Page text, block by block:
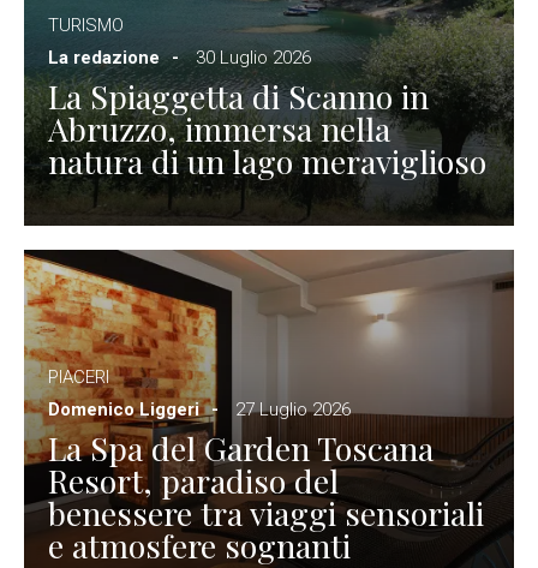
TURISMO
La redazione
30 Luglio 2026
La Spiaggetta di Scanno in
Abruzzo, immersa nella
natura di un lago meraviglioso
PIACERI
Domenico Liggeri
27 Luglio 2026
La Spa del Garden Toscana
Resort, paradiso del
benessere tra viaggi sensoriali
e atmosfere sognanti